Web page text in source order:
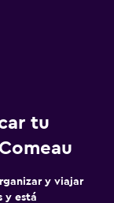
tu
y viajar
y está